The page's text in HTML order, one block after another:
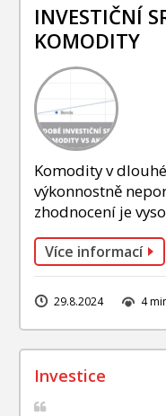
INVESTIČNÍ
KOMODITY
Komodity v
výkonnostně
zhodnocení je
Více informací
29.8.2024 4